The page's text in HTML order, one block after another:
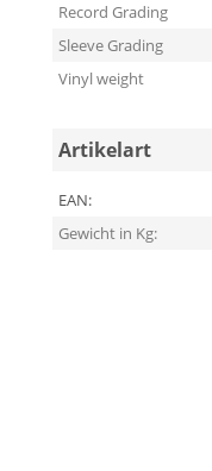
Record Grading
Sleeve Grading
Vinyl weight
Artikelart
EAN:
Gewicht in Kg: